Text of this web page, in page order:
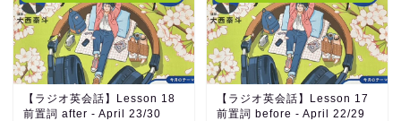
【ラジオ英会話】Lesson 18
前置詞 after - April 23/30
【ラジオ英会話】Lesson 17
前置詞 before - April 22/29